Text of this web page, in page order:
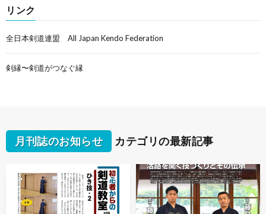
リンク
全日本剣道連盟 All Japan Kendo Federation
剣縁〜剣道がつなぐ縁
月刊誌のお知らせ カテゴリの最新記事